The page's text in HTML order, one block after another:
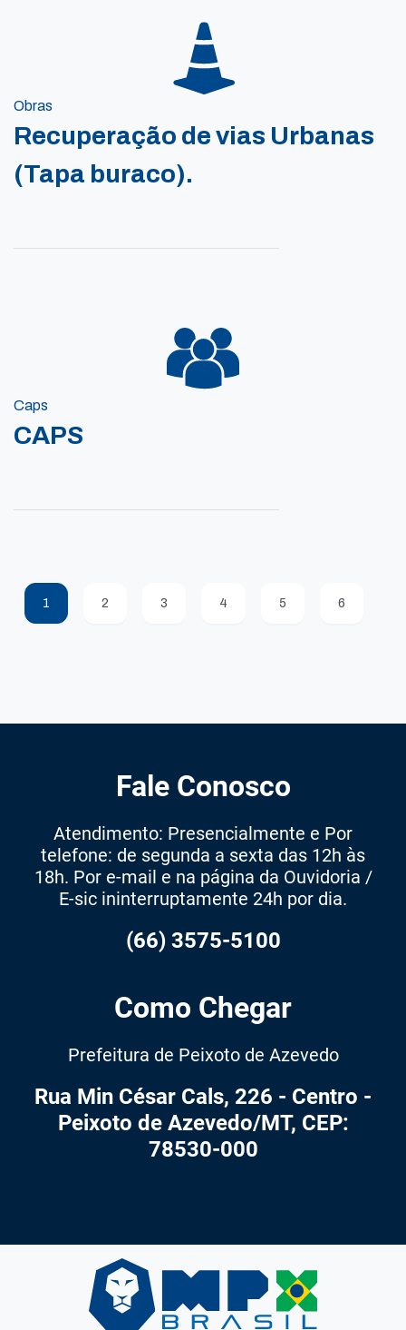
Obras
Recuperação de vias Urbanas
(Tapa buraco).
Caps
CAPS
1 2 3 4 5 6
Fale Conosco
Atendimento: Presencialmente e Por
telefone: de segunda a sexta das 12h às
18h. Por e-mail e na página da Ouvidoria /
E-sic ininterruptamente 24h por dia.
(66) 3575-5100
Como Chegar
Prefeitura de Peixoto de Azevedo
Rua Min César Cals, 226 - Centro -
Peixoto de Azevedo/MT, CEP:
78530-000